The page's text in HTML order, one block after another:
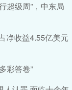
超级周”，中东局
净收益4.55亿美元
彩答卷”